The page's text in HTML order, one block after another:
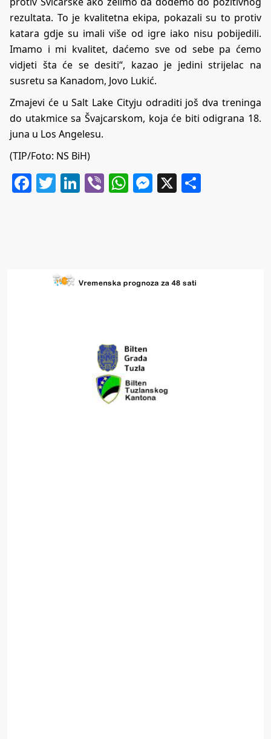
rezultata. To je kvalitetna ekipa, pokazali su to protiv
katara gdje su imali više od igre iako nisu pobijedili.
Imamo i mi kvalitet, daćemo sve od sebe pa ćemo
vidjeti šta će se desiti“, kazao je jedini strijelac na
susretu sa Kanadom, Jovo Lukić.
Zmajevi će u Salt Lake Cityju odraditi još dva treninga
do utakmice sa Švajcarskom, koja će biti odigrana 18.
juna u Los Angelesu.
(TIP/Foto: NS BiH)
Facebook
Twitter
LinkedIn
ViberWhatsApp
Messenger
X